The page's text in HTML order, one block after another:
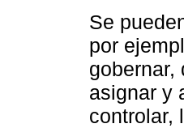
Se
por
gobernar,
asignar y
controlar,